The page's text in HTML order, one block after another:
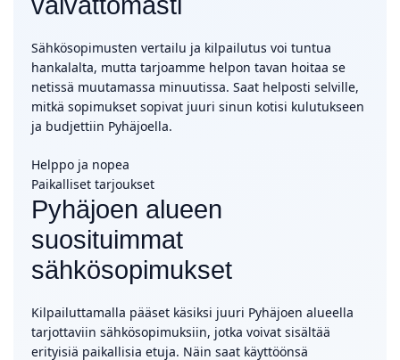
Sähkösopimusten vertailu ja kilpailutus voi tuntua
hankalalta, mutta tarjoamme helpon tavan hoitaa se
netissä muutamassa minuutissa. Saat helposti selville,
mitkä sopimukset sopivat juuri sinun kotisi kulutukseen
ja budjettiin Pyhäjoella.
Helppo ja nopea
Paikalliset tarjoukset
Pyhäjoen alueen
suosituimmat
sähkösopimukset
Kilpailuttamalla pääset käsiksi juuri Pyhäjoen alueella
tarjottaviin sähkösopimuksiin, jotka voivat sisältää
erityisiä paikallisia etuja. Näin saat käyttöönsä